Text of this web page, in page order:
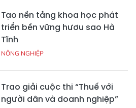
Tạo nền tảng khoa học phát
triển bền vững hươu sao Hà
Tĩnh
NÔNG NGHIỆP
Trao giải cuộc thi “Thuế với
người dân và doanh nghiệp”